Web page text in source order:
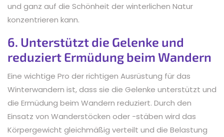
und ganz auf die Schönheit der winterlichen Natur
konzentrieren kann.
6. Unterstützt die Gelenke und
reduziert Ermüdung beim Wandern
Eine wichtige Pro der richtigen Ausrüstung für das
Winterwandern ist, dass sie die Gelenke unterstützt und
die Ermüdung beim Wandern reduziert. Durch den
Einsatz von Wanderstöcken oder -stäben wird das
Körpergewicht gleichmäßig verteilt und die Belastung